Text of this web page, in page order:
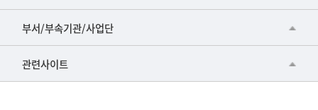
▷국어국문학부
▷일본어·일본학과
부서/부속기관/사업단
공동기기센터
공학교육혁신센터
관련사이트
건강가정지원센터
교수협의회